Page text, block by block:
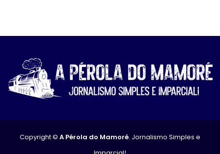
Copyright © A Pérola do Mamoré. Jornalismo Simples e